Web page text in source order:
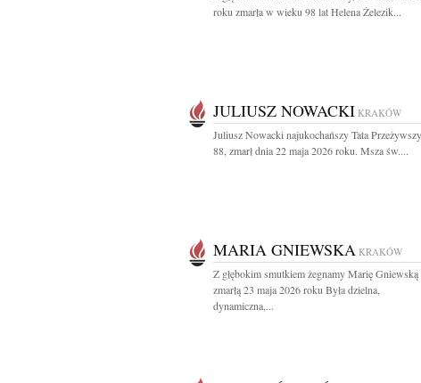
roku zmarła w wieku 98 lat Helena Żelezik...
JULIUSZ NOWACKI KRAKÓW
Juliusz Nowacki najukochańszy Tata
88, zmarł dnia 22 maja 2026 roku. Msza św....
MARIA GNIEWSKA KRAKÓW
Z głębokim smutkiem żegnamy Marię Gniewską
zmarłą 23 maja 2026 roku Była dzielna,
dynamiczna,...